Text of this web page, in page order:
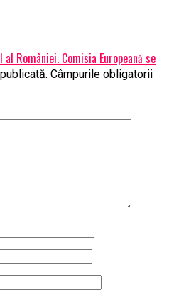
României. Comisia Europeană se
Câmpurile obligatorii